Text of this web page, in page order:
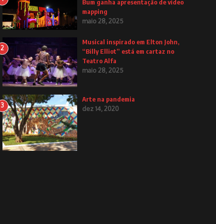
Bum ganha apresentação de video
mapping
maio 28, 2025
2
Musical inspirado em Elton John,
“Billy Elliot” está em cartaz no
Teatro Alfa
maio 28, 2025
3
Arte na pandemia
dez 14, 2020